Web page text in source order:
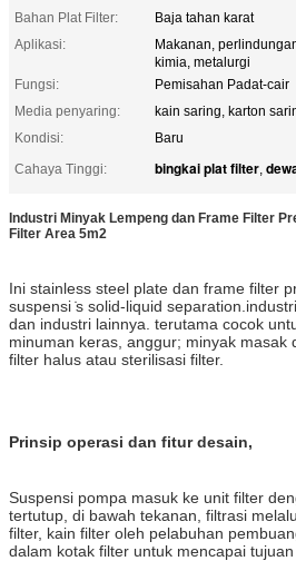
Bahan Plat Filter:
Baja tahan karat
Aplikasi:
Makanan,
kimia, metalurgi
Fungsi:
Pemisahan Padat-cair
Media penyaring:
kain saring, karton
Kondisi:
Baru
Cahaya Tinggi:
bingkai plat filter,
Industri Minyak Lempeng dan Frame Filter
Filter Area 5m2
Ini stainless steel plate dan frame filter
suspensi ̇s solid-liquid
dan industri lainnya. terutama cocok
minuman keras, anggur; minyak masak
filter halus atau sterilisasi filter.
Prinsip operasi dan fitur desain,
Suspensi pompa masuk ke unit filter
tertutup, di bawah tekanan, filtrasi
filter, kain filter oleh pelabuhan
dalam kotak filter untuk mencapai